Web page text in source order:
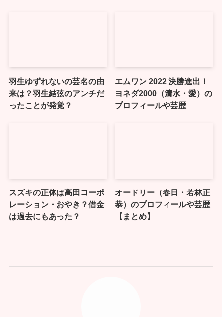
羽生ゆずれないの芸名の由
来は？羽生結弦のアンチだ
ったことが発覚？
エムワン 2022 決勝進出！
ヨネダ2000（清水・愛）の
プロフィールや芸歴
スズキの正体は高田コーポ
レーション・おやき？借金
は過去にもあった？
オードリー（春日・若林正
恭）のプロフィールや芸歴
【まとめ】